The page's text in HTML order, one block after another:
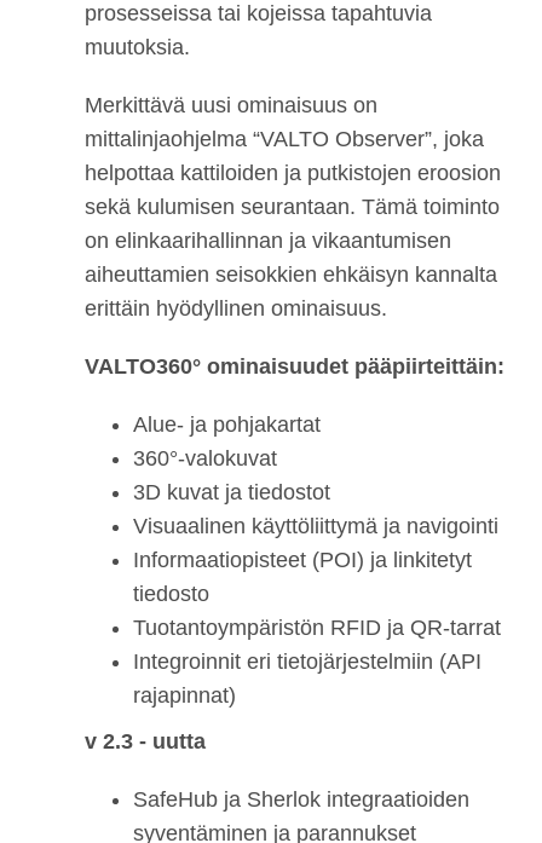
prosesseissa tai kojeissa tapahtuvia
muutoksia.
Merkittävä uusi ominaisuus on
mittalinjaohjelma “VALTO Observer”, joka
helpottaa kattiloiden ja putkistojen eroosion
sekä kulumisen seurantaan. Tämä toiminto
on elinkaarihallinnan ja vikaantumisen
aiheuttamien seisokkien ehkäisyn kannalta
erittäin hyödyllinen ominaisuus.
VALTO360° ominaisuudet pääpiirteittäin:
Alue- ja pohjakartat
360°-valokuvat
3D kuvat ja tiedostot
Visuaalinen käyttöliittymä ja navigointi
Informaatiopisteet (POI) ja linkitetyt
tiedosto
Tuotantoympäristön RFID ja QR-tarrat
Integroinnit eri tietojärjestelmiin (API
rajapinnat)
v 2.3 - uutta
SafeHub ja Sherlok integraatioiden
syventäminen ja parannukset